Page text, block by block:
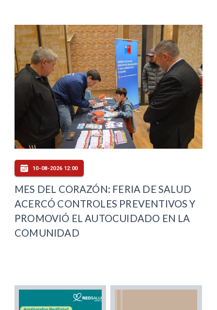
10-08-2026 12:00
MES DEL CORAZÓN: FERIA DE SALUD
ACERCÓ CONTROLES PREVENTIVOS Y
PROMOVIÓ EL AUTOCUIDADO EN LA
COMUNIDAD